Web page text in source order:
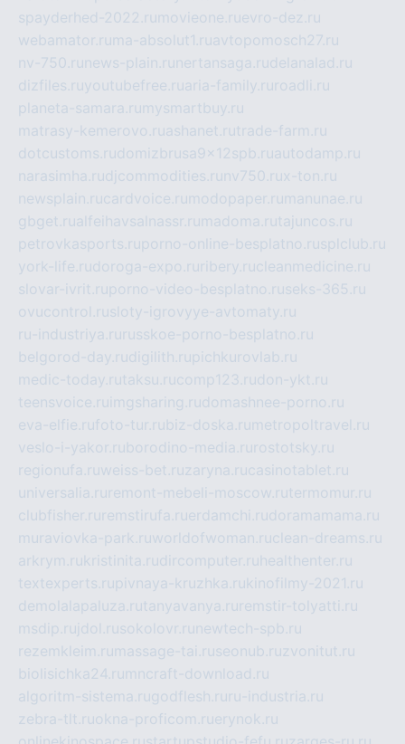
spayderhed-2022.ru movieone.ruevro-dez.ru
webamator.ru ma-absolut1.ruavtopomosch27.ru
nv-750.ru news-plain.ru nertansaga.rudelanalad.ru
dizfiles.ruyoutubefree.ruaria-family.ru roadli.ru
planeta-samara.ru mysmartbuy.ru
matrasy-kemerovo.ruashanet.rutrade-farm.ru
dotcustoms.rudomizbrusa9x12spb.ruautodamp.ru
narasimha.rudjcommodities.ru nv750.rux-ton.ru
newsplain.rucardvoice.ru modopaper.ru manunae.ru
gbget.rualfeihavsalnassr.ru madoma.rutajuncos.ru
petrovkasports.ruporno-online-besplatno.rusplclub.ru
york-life.rudoroga-expo.ru ribery.rucleanmedicine.ru
slovar-ivrit.ruporno-video-besplatno.ruseks-365.ru
ovucontrol.rusloty-igrovyye-avtomaty.ru
ru-industriya.ru russkoe-porno-besplatno.ru
belgorod-day.rudigilith.rupichkurovlab.ru
medic-today.rutaksu.rucomp123.rudon-ykt.ru
teensvoice.ru imgsharing.rudomashnee-porno.ru
eva-elfie.rufoto-tur.rubiz-doska.ru metropoltravel.ru
veslo-i-yakor.ruborodino-media.ru rostotsky.ru
regionufa.ruweiss-bet.ruzaryna.rucasinotablet.ru
universalia.ru remont-mebeli-moscow.rutermomur.ru
clubfisher.ru remstirufa.ruerdamchi.rudoramamama.ru
muraviovka-park.ruworldofwoman.ruclean-dreams.ru
arkrym.rukristinita.rudircomputer.ru healthenter.ru
textexperts.rupivnaya-kruzhka.rukinofilmy-2021.ru
demolalapaluza.rutanyavanya.ru remstir-tolyatti.ru
msdip.ru jdol.rusokolovr.ru newtech-spb.ru
rezemkleim.ru massage-tai.ruseonub.ruzvonitut.ru
biolisichka24.ru mncraft-download.ru
algoritm-sistema.rugodflesh.ru ru-industria.ru
zebra-tlt.ruokna-proficom.ruerynok.ru